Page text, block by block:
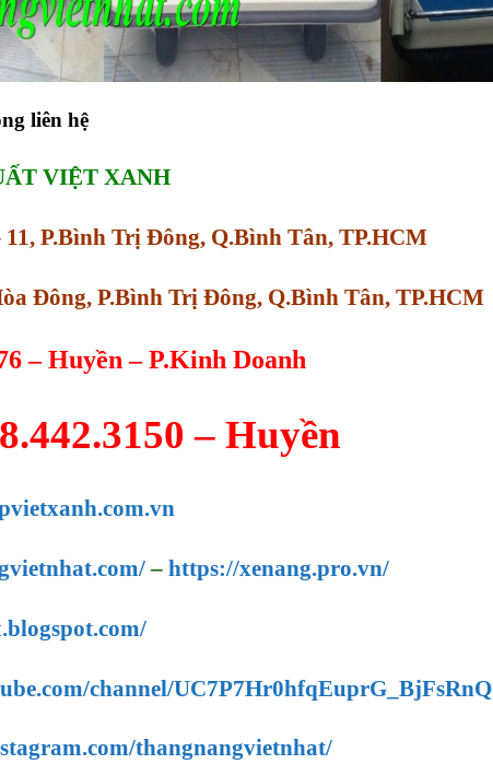
liên hệ
VIỆT XANH
P.Bình Trị Đông, Q.Bình Tân, TP.HCM
Đông, P.Bình Trị Đông, Q.Bình Tân, TP.HCM
– Huyền – P.Kinh Doanh
– Huyền
– https://xenang.pro.vn/
channel/UC7P7Hr0hfqEuprG_BjFsRnQ
thangnangvietnhat/